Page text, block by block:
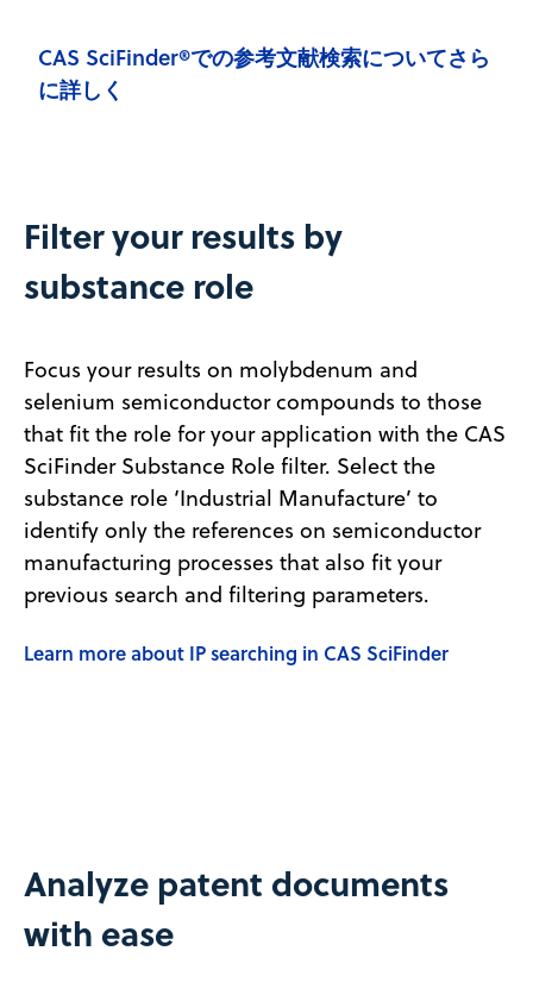
CAS SciFinder®での参考文献検索についてさら
に詳しく
Filter your results by
substance role
Focus your results on molybdenum and
selenium semiconductor compounds to those
that fit the role for your application with the CAS
SciFinder Substance Role filter. Select the
substance role ‘Industrial Manufacture’ to
identify only the references on semiconductor
manufacturing processes that also fit your
previous search and filtering parameters.
Learn more about IP searching in CAS SciFinder
Analyze patent documents
with ease